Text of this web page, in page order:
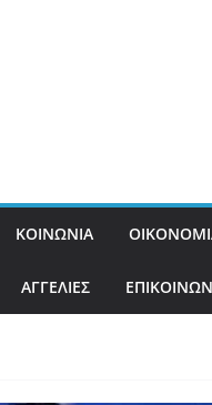
ΚΟΙΝΩΝΙΑ
ΑΓΓΕΛΙΕΣ